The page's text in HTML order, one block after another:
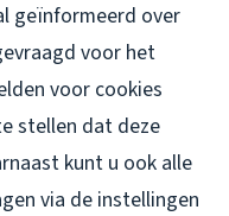
geïnformeerd over
voor het
voor cookies
stellen dat deze
kunt u ook alle
via de instellingen